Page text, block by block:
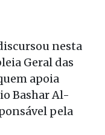
nesta
Geral das
apoia
Bashar Al-
pela